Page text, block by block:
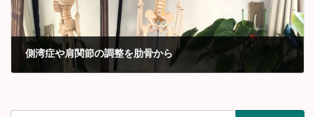
側湾症や肩関節の調整を肋骨から